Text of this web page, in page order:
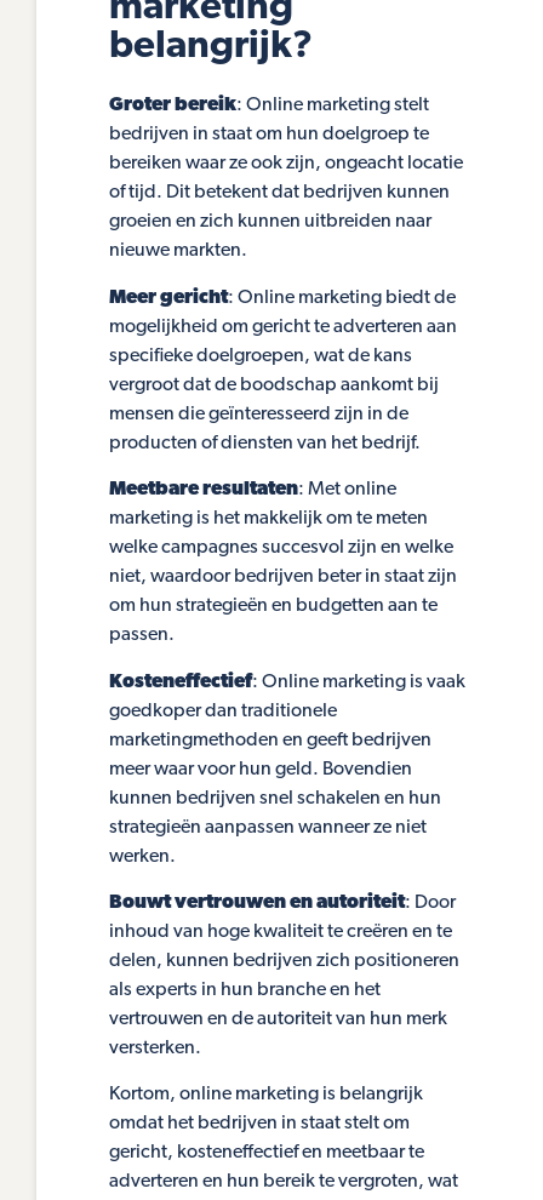
marketing
belangrijk?
Groter bereik: Online marketing stelt
bedrijven in staat om hun doelgroep te
bereiken waar ze ook zijn, ongeacht locatie
of tijd. Dit betekent dat bedrijven kunnen
groeien en zich kunnen uitbreiden naar
nieuwe markten.
Meer gericht: Online marketing biedt de
mogelijkheid om gericht te adverteren aan
specifieke doelgroepen, wat de kans
vergroot dat de boodschap aankomt bij
mensen die geïnteresseerd zijn in de
producten of diensten van het bedrijf.
Meetbare resultaten: Met online
marketing is het makkelijk om te meten
welke campagnes succesvol zijn en welke
niet, waardoor bedrijven beter in staat zijn
om hun strategieën en budgetten aan te
passen.
Kosteneffectief: Online marketing is vaak
goedkoper dan traditionele
marketingmethoden en geeft bedrijven
meer waar voor hun geld. Bovendien
kunnen bedrijven snel schakelen en hun
strategieën aanpassen wanneer ze niet
werken.
Bouwt vertrouwen en autoriteit: Door
inhoud van hoge kwaliteit te creëren en te
delen, kunnen bedrijven zich positioneren
als experts in hun branche en het
vertrouwen en de autoriteit van hun merk
versterken.
Kortom, online marketing is belangrijk
omdat het bedrijven in staat stelt om
gericht, kosteneffectief en meetbaar te
adverteren en hun bereik te vergroten, wat